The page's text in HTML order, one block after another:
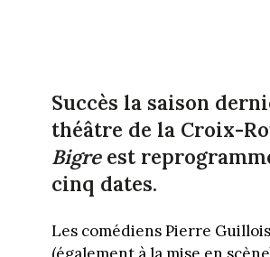
Succès la saison
théâtre de la Croix-
Bigreest
cinq dates.
Les comédiens Pierre Guillois